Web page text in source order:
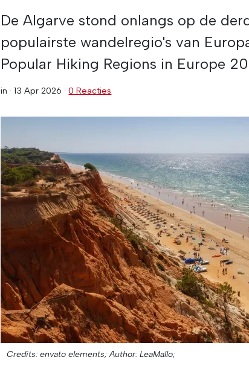
De Algarve stond onlangs op de
populairste wandelregio's van
Popular Hiking Regions in Europe
in ·13 Apr 2026 ·0 Reacties
Credits: envato elements; Author: LeaMallo;